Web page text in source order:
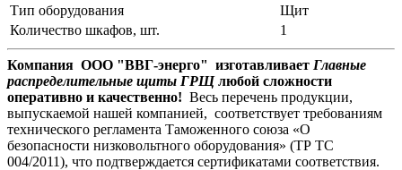
Тип оборудования
Щит
Количество шкафов, шт.
1
Компания ООО "ВВГ-энерго" изготавливает Главные
распределительные щиты ГРЩлюбой сложности
оперативно и качественно! Весь перечень продукции,
выпускаемой нашей компанией, соответствует требованиям
технического регламента Таможенного союза «О
безопасности низковольтного оборудования» (ТР ТС
004/2011), что подтверждается сертификатами соответствия.